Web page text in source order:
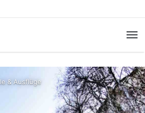
& Ausflüge